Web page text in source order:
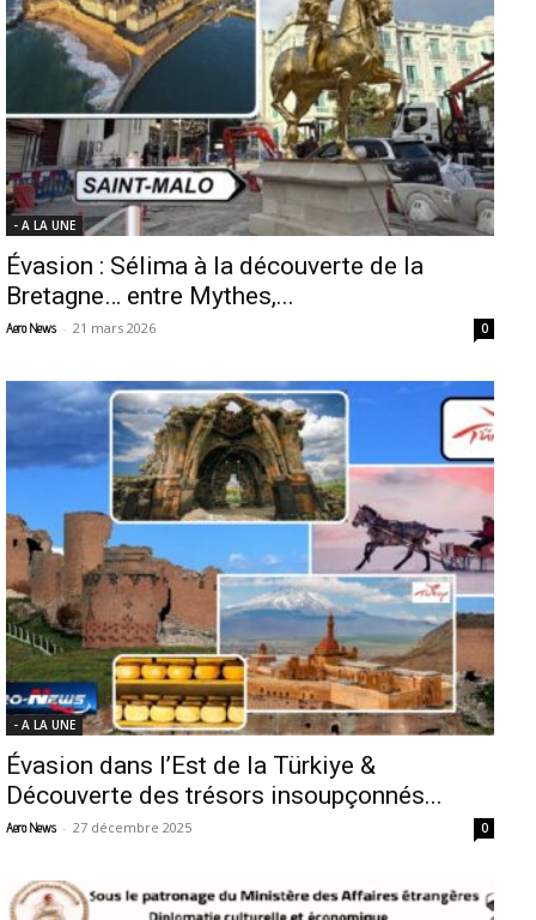
- A LA UNE
Évasion : Sélima à la découverte de la
Bretagne… entre Mythes,...
Aero News - 21 mars 2026 0
- A LA UNE
Évasion dans l’Est de la Türkiye &
Découverte des trésors insoupçonnés...
Aero News - 27 décembre 2025 0